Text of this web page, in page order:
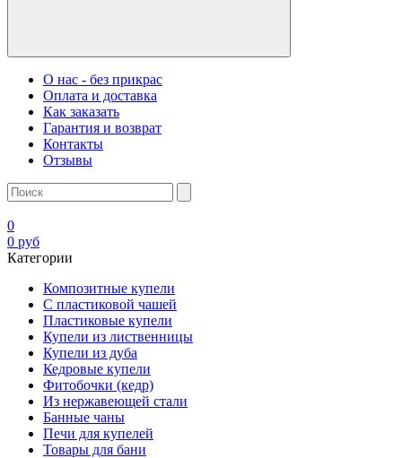
О нас - без прикрас
Оплата и доставка
Как заказать
Гарантия и возврат
Контакты
Отзывы
0
0 руб
Категории
Композитные купели
С пластиковой чашей
Пластиковые купели
Купели из лиственницы
Купели из дуба
Кедровые купели
Фитобочки (кедр)
Из нержавеющей стали
Банные чаны
Печи для купелей
Товары для бани